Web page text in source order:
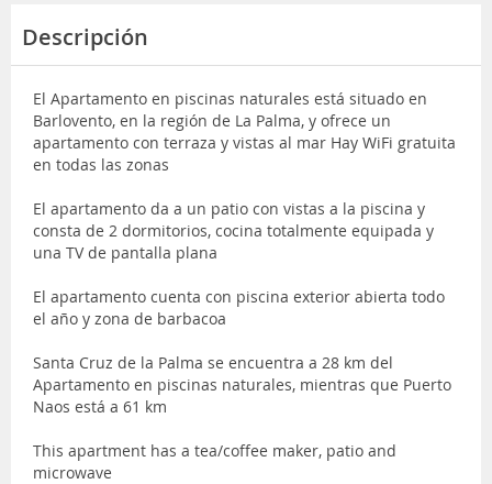
Descripción
El Apartamento en piscinas naturales está situado en
Barlovento, en la región de La Palma, y ofrece un
apartamento con terraza y vistas al mar Hay WiFi gratuita
en todas las zonas
El apartamento da a un patio con vistas a la piscina y
consta de 2 dormitorios, cocina totalmente equipada y
una TV de pantalla plana
El apartamento cuenta con piscina exterior abierta todo
el año y zona de barbacoa
Santa Cruz de la Palma se encuentra a 28 km del
Apartamento en piscinas naturales, mientras que Puerto
Naos está a 61 km
This apartment has a tea/coffee maker, patio and
microwave